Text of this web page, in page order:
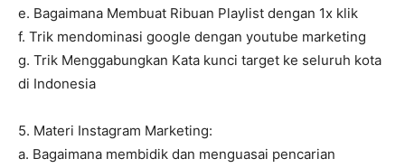
e. Bagaimana Membuat Ribuan Playlist dengan 1x klik
f. Trik mendominasi google dengan youtube marketing
g. Trik Menggabungkan Kata kunci target ke seluruh kota
di Indonesia
5. Materi Instagram Marketing:
a. Bagaimana membidik dan menguasai pencarian